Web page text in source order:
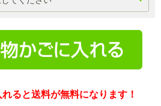
ると送料が無料になります！